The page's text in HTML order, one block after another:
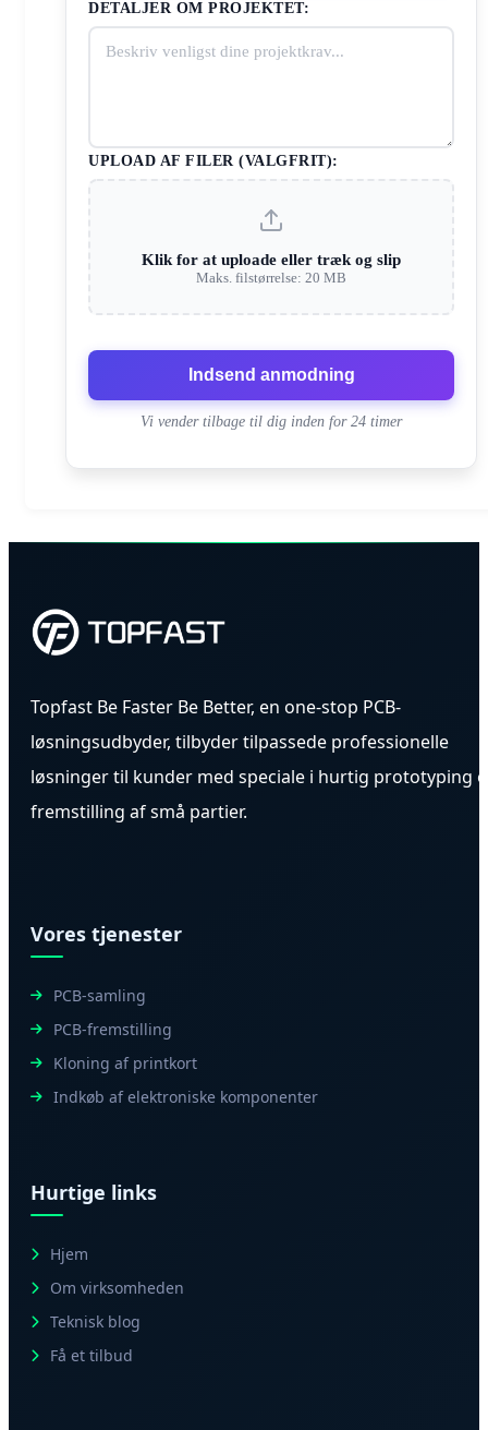
DETALJER OM PROJEKTET:
UPLOAD AF FILER (VALGFRIT):
Klik for at uploade eller træk og slip
Maks. filstørrelse: 20 MB
Indsend anmodning
Vi vender tilbage til dig inden for 24 timer
Topfast Be Faster Be Better, en one-stop PCB-
løsningsudbyder, tilbyder tilpassede professionelle
løsninger til kunder med speciale i hurtig prototyping
fremstilling af små partier.
Vores tjenester
PCB-samling
PCB-fremstilling
Kloning af printkort
Indkøb af elektroniske komponenter
Hurtige links
Hjem
Om virksomheden
Teknisk blog
Få et tilbud